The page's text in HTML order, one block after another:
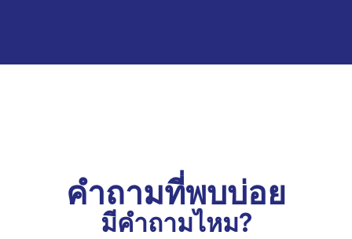
คำถามที่พบบ่อย
มีคำถามไหม?